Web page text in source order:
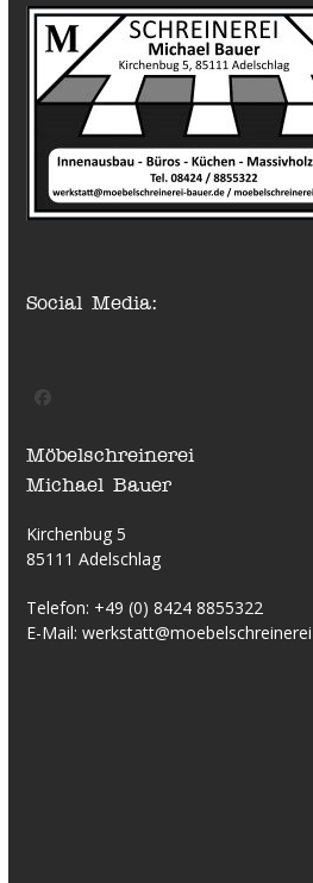
Social Media:
Möbelschreinerei
Michael Bauer
Kirchenbug 5
85111 Adelschlag
Telefon: +49 (0) 8424 8855322
E-Mail: